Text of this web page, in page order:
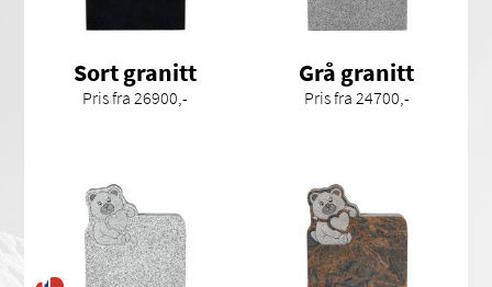
Sort granitt
Pris fra 26900,-
Grå granitt
Pris fra 24700,-